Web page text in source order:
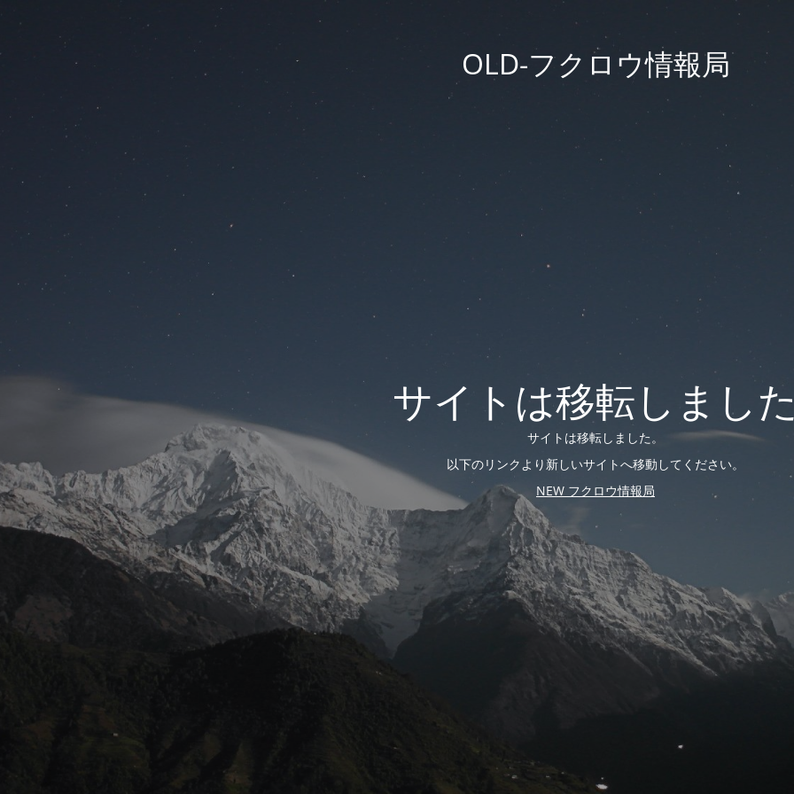
OLD-フクロウ情報局
サイトは移転しまし
サイトは移転しました。
以下のリンクより新しいサイトへ移動してください。
NEW フクロウ情報局